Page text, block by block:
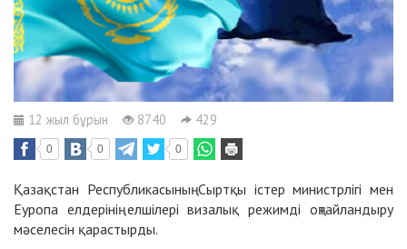
12 жыл бұрын 8740 429
0 0 0
Қазақстан Республикасының Сыртқы істер министрлігі мен
Еуропа елдерінің елшілері визалық режимді оңтайландыру
мәселесін қарастырды.